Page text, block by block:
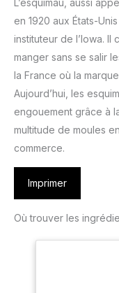
en 1920 aux États-
instituteur de l’Iowa.
manger sans se salir
la France où la
Aujourd’hui, les
engouement grâce à
multitude de moules
commerce.
Imprimer
Où trouver les